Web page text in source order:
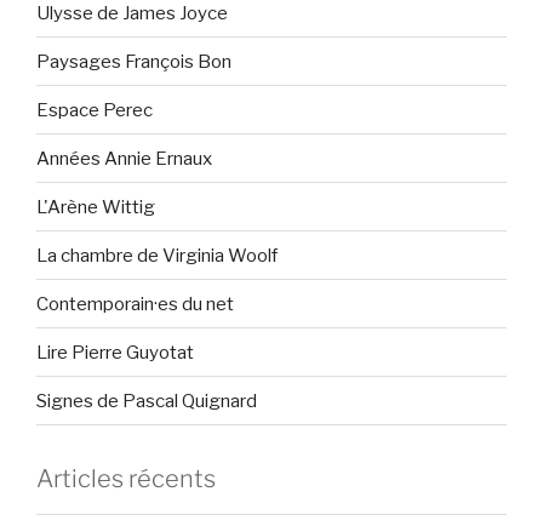
Ulysse de James Joyce
Paysages François Bon
Espace Perec
Années Annie Ernaux
L'Arène Wittig
La chambre de Virginia Woolf
Contemporain·es du net
Lire Pierre Guyotat
Signes de Pascal Quignard
Articles récents